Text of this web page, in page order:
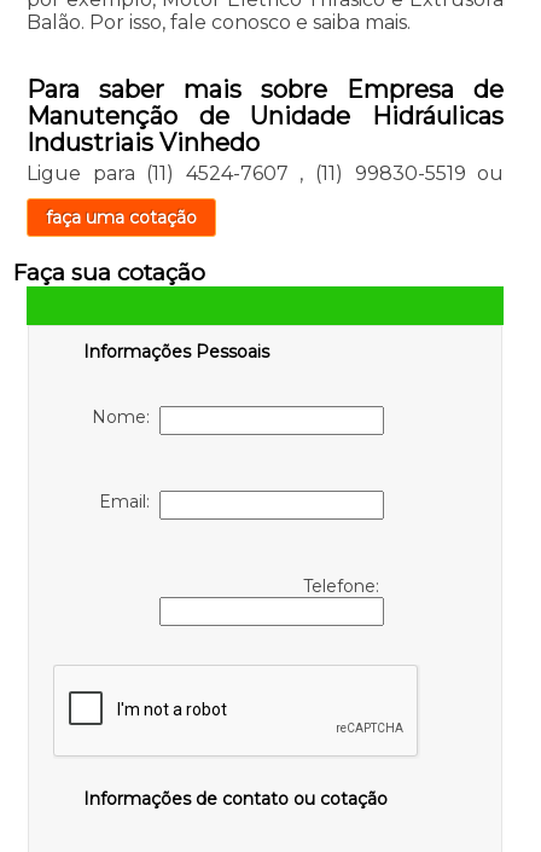
Balão. Por isso, fale conosco e saiba mais.
Para saber mais sobre Empresa de
Manutenção de Unidade Hidráulicas
Industriais Vinhedo
Ligue para (11) 4524-7607 , (11) 99830-5519 ou
faça uma cotação
Faça sua cotação
Informações Pessoais
Nome:
Email:
Telefone:
Informações de contato ou cotação